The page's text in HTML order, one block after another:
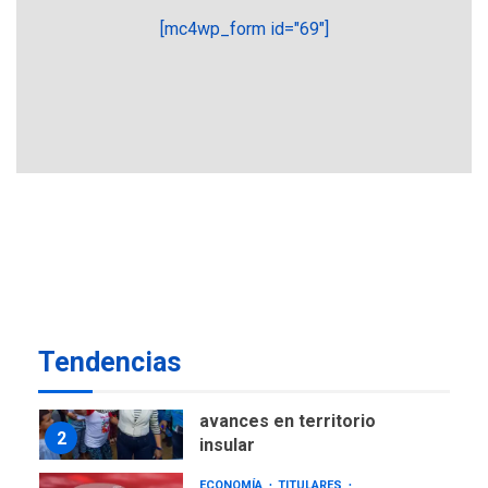
[mc4wp_form id="69"]
Tendencias
2
avances en territorio
insular
ECONOMÍA TITULARES